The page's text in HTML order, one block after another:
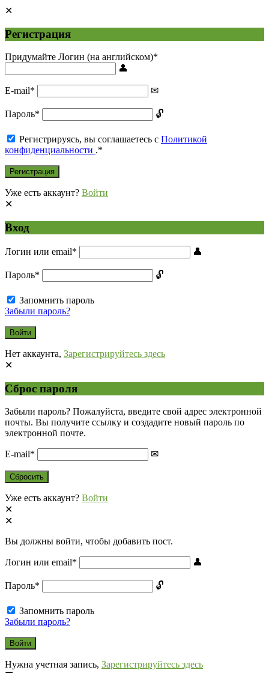
Регистрация
Придумайте Логин (на английском)*
E-mail*
Пароль*
Регистрируясь, вы соглашаетесь с Политикой
конфиденциальности .*
Уже есть аккаунт? Войти
Вход
Логин или email*
Пароль*
Запомнить пароль
Забыли пароль?
Нет аккаунта, Зарегистрируйтесь здесь
Сброс пароля
Забыли пароль? Пожалуйста, введите свой адрес электронной
почты. Вы получите ссылку и создадите новый пароль по
электронной почте.
E-mail*
Уже есть аккаунт? Войти
Вы должны войти, чтобы добавить пост.
Логин или email*
Пароль*
Запомнить пароль
Забыли пароль?
Нужна учетная запись, Зарегистрируйтесь здесь